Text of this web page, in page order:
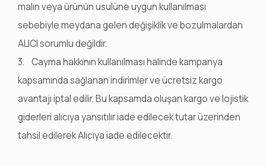
malın veya ürünün usulüne uygun kullanılması
sebebiyle meydana gelen değişiklik ve bozulmalardan
ALICI sorumlu değildir.
3. Cayma hakkının kullanılması halinde kampanya
kapsamında sağlanan indirimler ve ücretsiz kargo
avantajı iptal edilir. Bu kapsamda oluşan kargo ve lojistik
giderleri alıcıya yansıtılıriade edilecek tutar üzerinden
tahsil edilerek Alıcıya iade edilecektir.